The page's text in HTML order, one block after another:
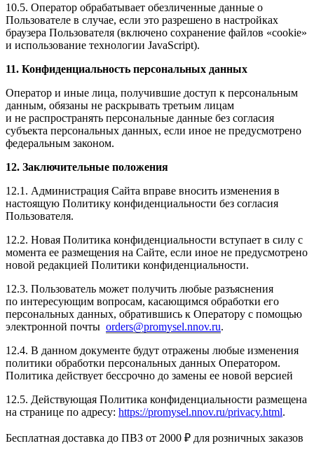
10.5. Оператор обрабатывает обезличенные данные о
Пользователе в случае, если это разрешено в настройках
браузера Пользователя (включено сохранение файлов «cookie»
и использование технологии JavaScript).
11. Конфиденциальность персональных данных
Оператор и иные лица, получившие доступ к персональным
данным, обязаны не раскрывать третьим лицам
и не распространять персональные данные без согласия
субъекта персональных данных, если иное не предусмотрено
федеральным законом.
12. Заключительные положения
12.1. Администрация Сайта вправе вносить изменения в
настоящую Политику конфиденциальности без согласия
Пользователя.
12.2. Новая Политика конфиденциальности вступает в силу с
момента ее размещения на Сайте, если иное не предусмотрено
новой редакцией Политики конфиденциальности.
12.3. Пользователь может получить любые разъяснения
по интересующим вопросам, касающимся обработки его
персональных данных, обратившись к Оператору с помощью
электронной почты orders@promysel.nnov.ru.
12.4. В данном документе будут отражены любые изменения
политики обработки персональных данных Оператором.
Политика действует бессрочно до замены ее новой версией
12.5. Действующая Политика конфиденциальности размещена
на странице по адресу: https://promysel.nnov.ru/privacy.html.
Бесплатная доставка до ПВЗ от 2000 ₽ для розничных заказов